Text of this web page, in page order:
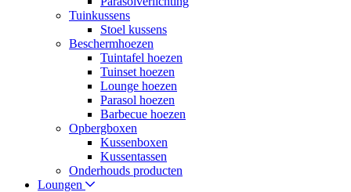
Tuinkussens
Stoel kussens
Beschermhoezen
Tuintafel hoezen
Tuinset hoezen
Lounge hoezen
Parasol hoezen
Barbecue hoezen
Opbergboxen
Kussenboxen
Kussentassen
Onderhouds producten
Loungen